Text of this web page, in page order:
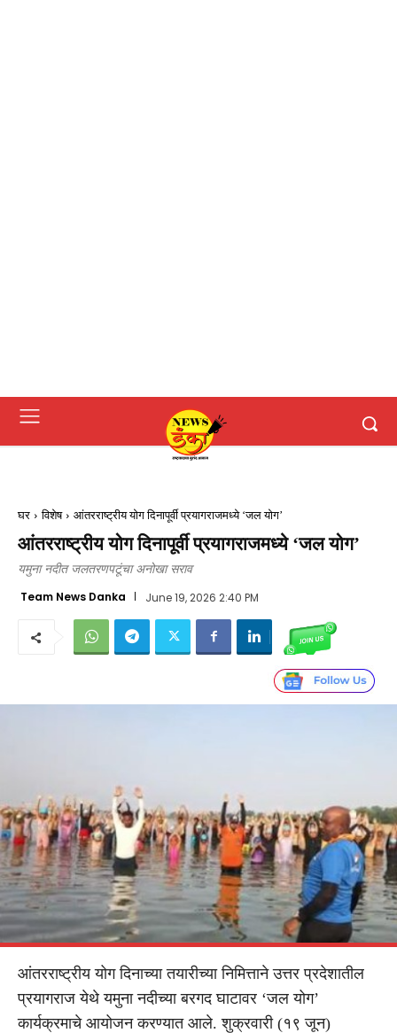
घर विशेष आंतरराष्ट्रीय योग दिनापूर्वी प्रयागराजमध्ये ‘जल योग’
आंतरराष्ट्रीय योग दिनापूर्वी प्रयागराजमध्ये ‘जल योग’
यमुना नदीत जलतरणपटूंचा अनोखा सराव
Team News Danka June 19, 2026 2:40 PM
आंतरराष्ट्रीय योग दिनाच्या तयारीच्या निमित्ताने उत्तर प्रदेशातील
प्रयागराज येथे यमुना नदीच्या बरगद घाटावर ‘जल योग’
कार्यक्रमाचे आयोजन करण्यात आले. शुक्रवारी (१९ जून)